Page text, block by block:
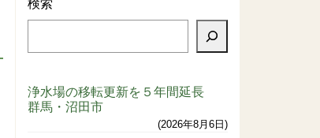
検索
浄水場の移転更新を５年間延長
群馬・沼田市
2026年8月6日